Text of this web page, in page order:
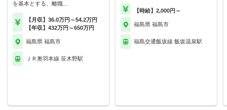
を基本とする、離職…
【月収】36.0万円～54.2万円
【年収】432万円～650万円
福島県 福島市
ＪＲ奥羽本線 笹木野駅
【時給】2,000円～
福島県 福島市
福島交通飯坂線 飯坂温泉駅